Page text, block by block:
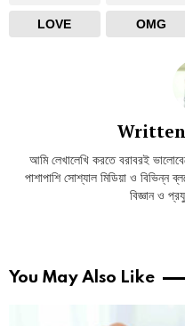
LOVE OMG
আমি লেখালেখি করতে বরাবরই
পাশাপাশি সোশ্যাল মিডিয়া ও বিভিন্ন
বিজ্ঞান ও
You May Also Like